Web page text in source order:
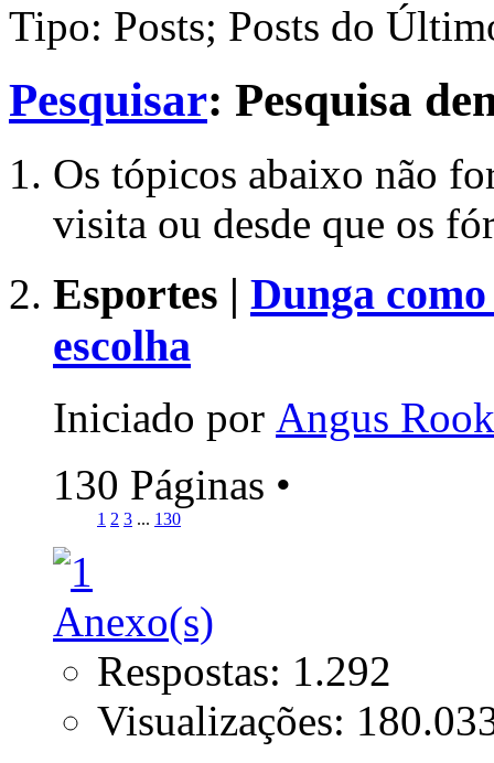
Tipo: Posts; Posts do
Pesquisar: Pesquisa
Os tópicos abaixo não
visita ou desde que os
Esportes | Dunga
escolha
Iniciado por Angus Rook
130 Páginas •
1 2 3 ... 130
Respostas: 1.292
Visualizações: